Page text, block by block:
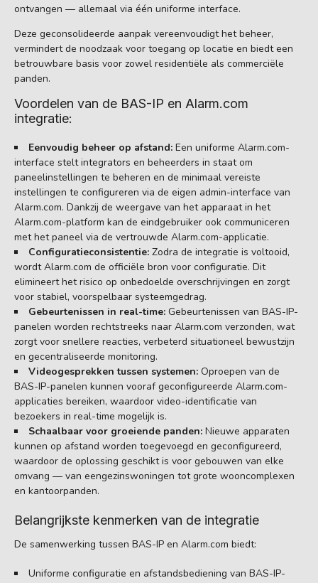
ontvangen — allemaal via één uniforme interface.
Deze geconsolideerde aanpak vereenvoudigt het beheer,
vermindert de noodzaak voor toegang op locatie en biedt een
betrouwbare basis voor zowel residentiële als commerciële
panden.
Voordelen van de BAS-IP en Alarm.com
integratie:
Eenvoudig beheer op afstand: Een uniforme Alarm.com-
interface stelt integrators en beheerders in staat om
paneelinstellingen te beheren en de minimaal vereiste
instellingen te configureren via de eigen admin-interface van
Alarm.com. Dankzij de weergave van het apparaat in het
Alarm.com-platform kan de eindgebruiker ook communiceren
met het paneel via de vertrouwde Alarm.com-applicatie.
Configuratieconsistentie: Zodra de integratie is voltooid,
wordt Alarm.com de officiële bron voor configuratie. Dit
elimineert het risico op onbedoelde overschrijvingen en zorgt
voor stabiel, voorspelbaar systeemgedrag.
Gebeurtenissen in real-time: Gebeurtenissen van BAS-IP-
panelen worden rechtstreeks naar Alarm.com verzonden, wat
zorgt voor snellere reacties, verbeterd situationeel bewustzijn
en gecentraliseerde monitoring.
Videogesprekken tussen systemen: Oproepen van de
BAS-IP-panelen kunnen vooraf geconfigureerde Alarm.com-
applicaties bereiken, waardoor video-identificatie van
bezoekers in real-time mogelijk is.
Schaalbaar voor groeiende panden: Nieuwe apparaten
kunnen op afstand worden toegevoegd en geconfigureerd,
waardoor de oplossing geschikt is voor gebouwen van elke
omvang — van eengezinswoningen tot grote wooncomplexen
en kantoorpanden.
Belangrijkste kenmerken van de integratie
De samenwerking tussen BAS-IP en Alarm.com biedt:
Uniforme configuratie en afstandsbediening van BAS-IP-